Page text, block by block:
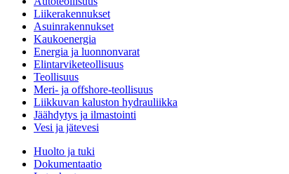
Liikerakennukset
Asuinrakennukset
Kaukoenergia
Energia ja luonnonvarat
Elintarviketeollisuus
Teollisuus
Meri- ja offshore-teollisuus
Liikkuvan kaluston hydrauliikka
Jäähdytys ja ilmastointi
Vesi ja jätevesi
Huolto ja tuki
Dokumentaatio